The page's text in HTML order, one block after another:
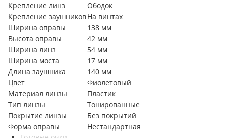
Крепление линз
Ободок
Крепление заушниковНа винтах
Ширина оправы
138 мм
Высота оправы
42 мм
Ширина линз
54 мм
Ширина моста
17 мм
Длина заушника
140 мм
Цвет
Фиолетовый
Материал линзы
Пластик
Тип линзы
Тонированные
Покрытие линзы
Без покрытий
Форма оправы
Нестандартная